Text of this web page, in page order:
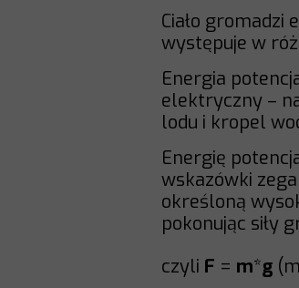
Ciało gromadzi
występuje w
Energia
elektryczny –
lodu i kropel
Energię
wskazówki
określoną
pokonując siły
czyli F = m*g